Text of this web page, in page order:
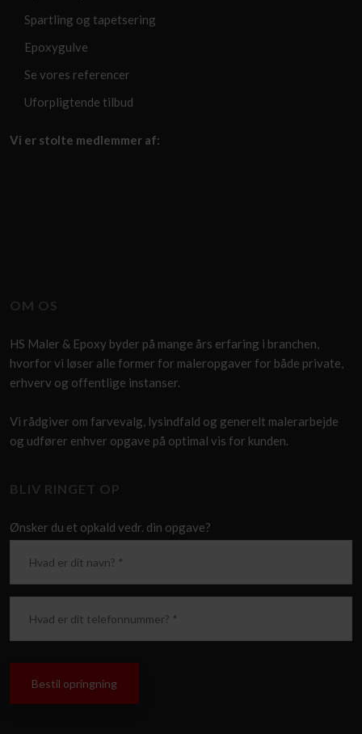
Spartling og tapetsering
Epoxygulve
Se vores referencer
Uforpligtende tilbud
​Vi er stolte medlemmer af:
​OM OS
HS Maler & Epoxy byder på mange års erfaring i branchen,
hvorfor vi løser alle former for maleropgaver for både private,
erhverv og offentlige instanser.
Vi rådgiver om farvevalg, lysindfald og generelt malerarbejde
og udfører enhver opgave på optimal vis for kunden.
BLIV RINGET OP
​Ønsker du et opkald vedr. din opgave?